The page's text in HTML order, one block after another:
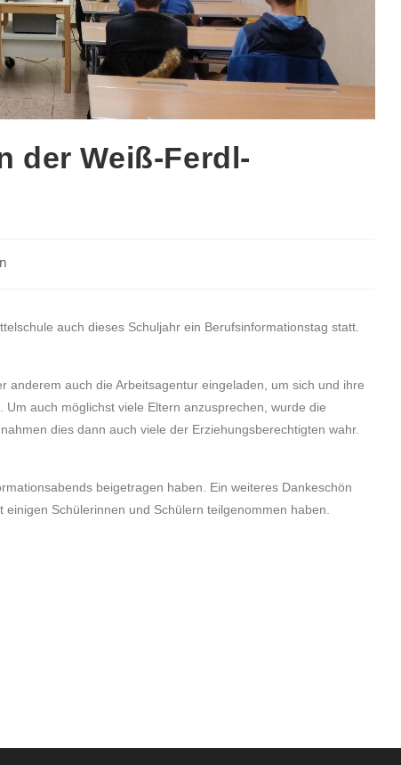
der Weiß-Ferdl-
auch dieses Schuljahr ein Berufsinformationstag statt.
auch die Arbeitsagentur eingeladen, um sich und ihre
auch möglichst viele Eltern anzusprechen, wurde die
dies dann auch viele der Erziehungsberechtigten wahr.
beigetragen haben. Ein weiteres Dankeschön
Schülerinnen und Schülern teilgenommen haben.